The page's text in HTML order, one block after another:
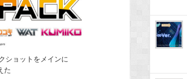
ショットをメインに
た